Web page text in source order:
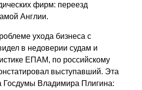
фирм: переезд
Англии.
ухода бизнеса с
в недоверии судам и
ЕПАМ, по российскому
выступавший. Эта
Госдумы Владимира Плигина: